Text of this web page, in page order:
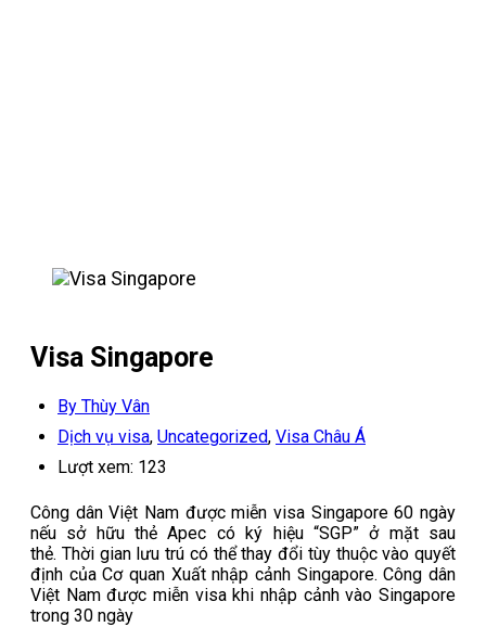
Visa Singapore
By Thùy Vân
Dịch vụ visa, Uncategorized, Visa Châu Á
Lượt xem: 123
Công dân Việt Nam được miễn visa Singapore 60 ngày
nếu sở hữu thẻ Apec có ký hiệu “SGP” ở mặt sau
thẻ. Thời gian lưu trú có thể thay đổi tùy thuộc vào quyết
định của Cơ quan Xuất nhập cảnh Singapore. Công dân
Việt Nam được miễn visa khi nhập cảnh vào Singapore
trong 30 ngày